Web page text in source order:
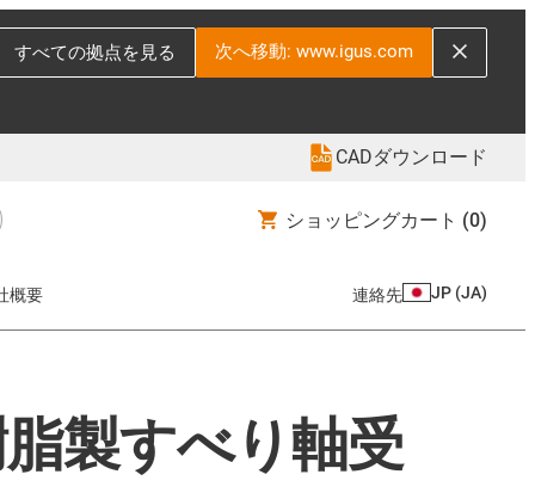
すべての拠点を見る 次へ移動: www.igus.com
CADダウンロード
ショッピングカート (0)
概要 連絡先 JP (JA)
製すべり軸受